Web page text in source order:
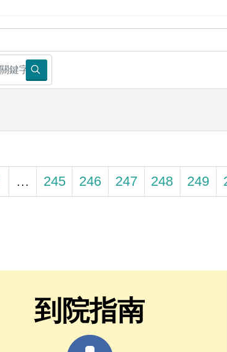
… 245 246 247 248 249
到院指南